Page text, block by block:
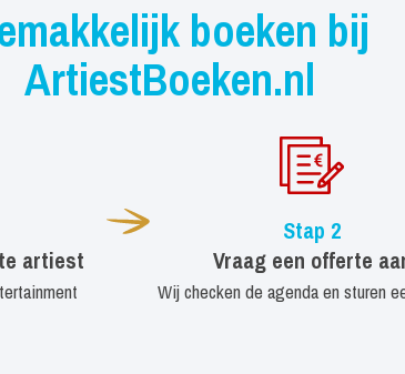
boeken bij
ArtiestBoeken.nl
artiest
Stap 2
Vraag een offerte
Wij checken de agenda en sturen